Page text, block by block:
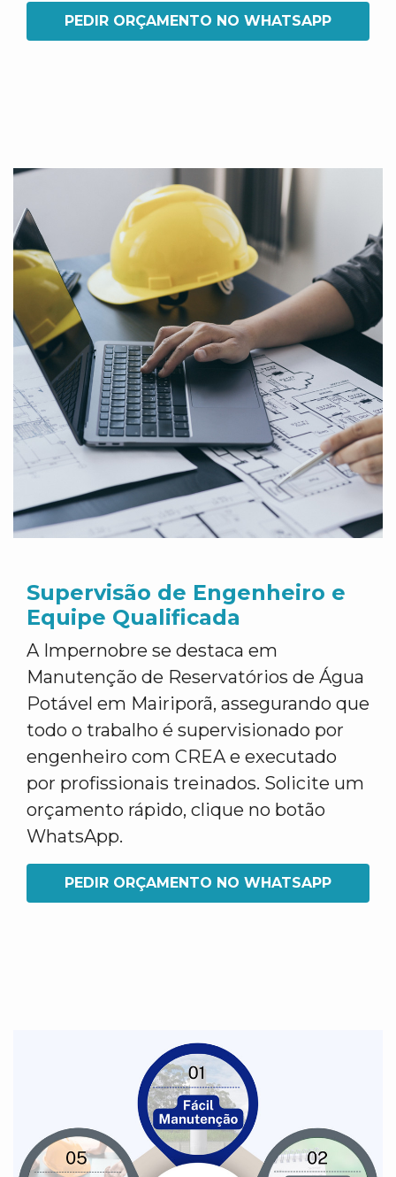
PEDIR ORÇAMENTO NO WHATSAPP
Supervisão de Engenheiro e
Equipe Qualificada
A Impernobre se destaca em
Manutenção de Reservatórios de Água
Potável em Mairiporã, assegurando que
todo o trabalho é supervisionado por
engenheiro com CREA e executado
por profissionais treinados. Solicite um
orçamento rápido, clique no botão
WhatsApp.
PEDIR ORÇAMENTO NO WHATSAPP